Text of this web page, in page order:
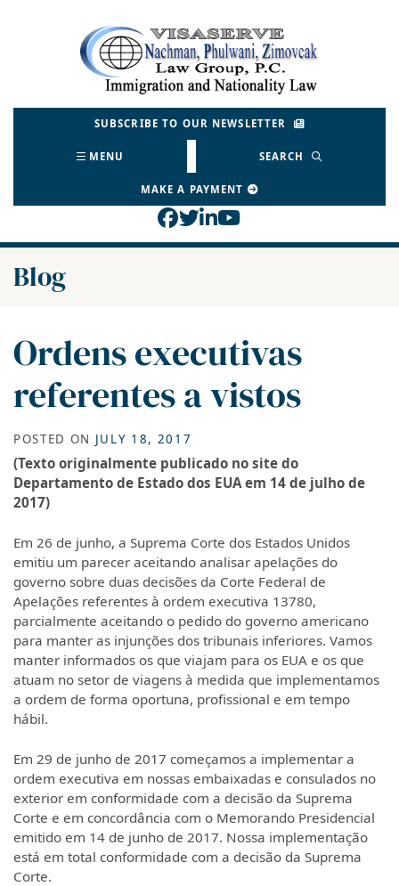
Return home
SUBSCRIBE TO OUR NEWSLETTER
MENU SEARCH
MAKE A PAYMENT
View our profile on
View our feed on
View our firm profile
View our channel
Blog
Ordens executivas
referentes a vistos
POSTED ON JULY 18, 2017
(Texto originalmente publicado no site do
Departamento de Estado dos EUA em 14 de julho de
2017)
Em 26 de junho, a Suprema Corte dos Estados Unidos
emitiu um parecer aceitando analisar apelações do
governo sobre duas decisões da Corte Federal de
Apelações referentes à ordem executiva 13780,
parcialmente aceitando o pedido do governo americano
para manter as injunções dos tribunais inferiores. Vamos
manter informados os que viajam para os EUA e os que
atuam no setor de viagens à medida que implementamos
a ordem de forma oportuna, profissional e em tempo
hábil.
Em 29 de junho de 2017 começamos a implementar a
ordem executiva em nossas embaixadas e consulados no
exterior em conformidade com a decisão da Suprema
Corte e em concordância com o Memorando Presidencial
emitido em 14 de junho de 2017. Nossa implementação
está em total conformidade com a decisão da Suprema
Corte.